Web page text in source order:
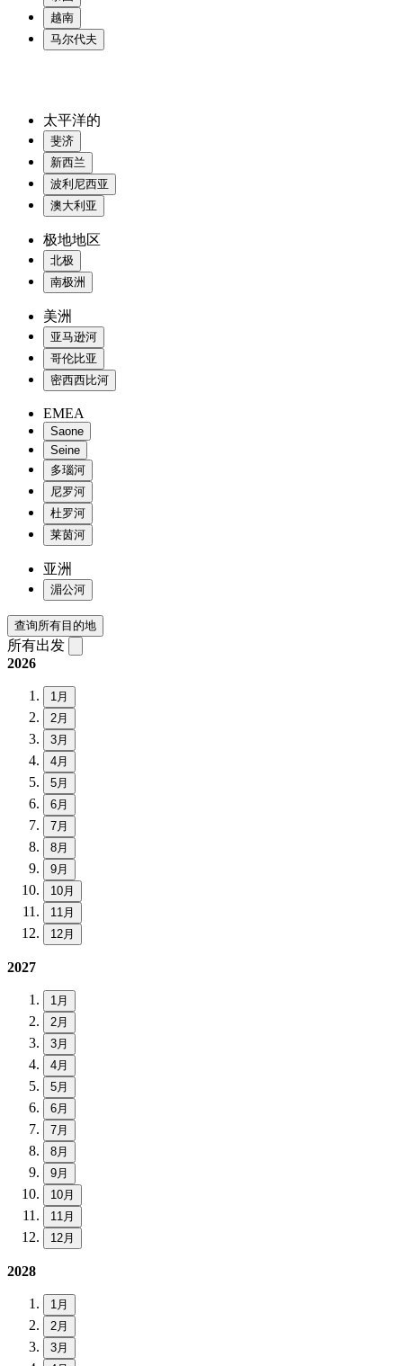
越南
马尔代夫
太平洋的
斐济
新西兰
波利尼西亚
澳大利亚
极地地区
北极
南极洲
美洲
亚马逊河
哥伦比亚
密西西比河
EMEA
Saone
Seine
多瑙河
尼罗河
杜罗河
莱茵河
亚洲
湄公河
查询所有目的地
所有出发
2026
1月
2月
3月
4月
5月
6月
7月
8月
9月
10月
11月
12月
2027
1月
2月
3月
4月
5月
6月
7月
8月
9月
10月
11月
12月
2028
1月
2月
3月